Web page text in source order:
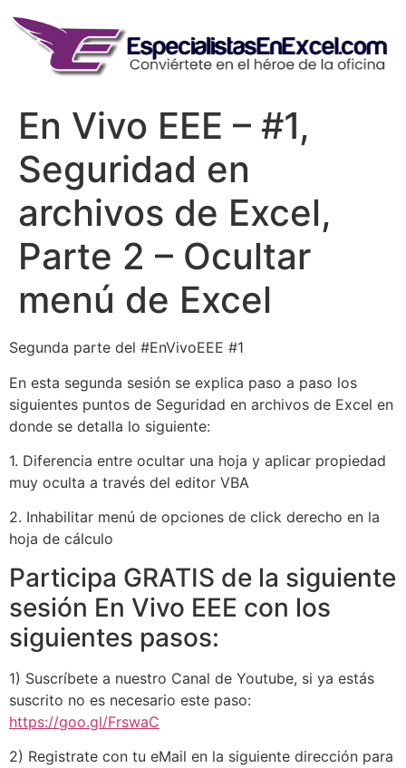
content
En Vivo EEE – #1,
Seguridad en
archivos de Excel,
Parte 2 – Ocultar
menú de Excel
Segunda parte del #EnVivoEEE #1
En esta segunda sesión se explica paso a paso los
siguientes puntos de Seguridad en archivos de Excel en
donde se detalla lo siguiente:
1. Diferencia entre ocultar una hoja y aplicar propiedad
muy oculta a través del editor VBA
2. Inhabilitar menú de opciones de click derecho en la
hoja de cálculo
Participa GRATIS de la siguiente
sesión En Vivo EEE con los
siguientes pasos:
1) Suscríbete a nuestro Canal de Youtube, si ya estás
suscrito no es necesario este paso:
https://goo.gl/FrswaC
2) Registrate con tu eMail en la siguiente dirección para